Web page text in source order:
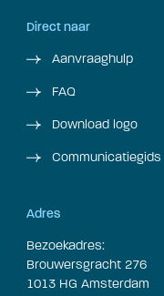
Direct naar
Aanvraaghulp
FAQ
Download logo
Communicatiegids
Adres
Bezoekadres:
Brouwersgracht 276
1013 HG Amsterdam